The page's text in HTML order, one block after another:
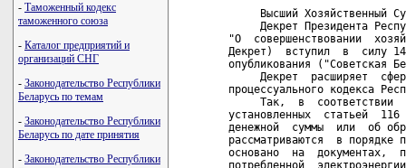
- Таможенный кодекс
таможенного союза
- Каталог предприятий и
организаций СНГ
- Законодательство Республики
Беларусь по темам
- Законодательство Республики
Беларусь по дате принятия
- Законодательство Республики
Высший Хозяйственный
Декрет Президента
"О  совершенствовании
Декрет)  вступил  в  силу 14
опубликования ("Советская
Декрет  расширяет
процессуального кодекса
Так,  в  соответствии
установленных  статьей
денежной  суммы  или  об
рассматриваются  в порядке
основано  на  документах,
потребленной